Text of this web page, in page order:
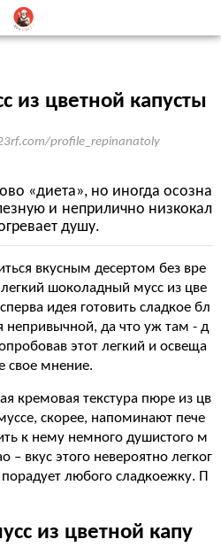
из цветной капусты
profile_repinanatoly
«диета», но иногда осозна
и неприлично низкокал
душу.
вкусным десертом без вре
шоколадный мусс из цве
идея готовить сладкое бл
непривычной, да что уж там - д
этот легкий и освеща
свое мнение.
кремовая текстура пюре из цв
скорее, напоминают пече
к нему немного душистого м
– вкус этого невероятно легког
любого сладкоежку. П
из цветной капу